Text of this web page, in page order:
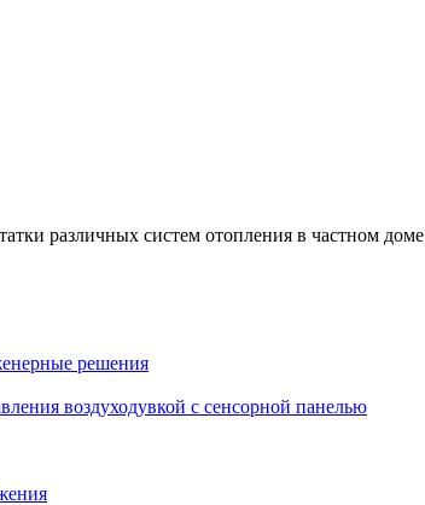
различных систем отопления в частном доме
решения
воздуходувкой с сенсорной панелью